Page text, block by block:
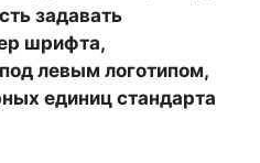
задавать
шрифта,
левым логотипом,
единиц стандарта